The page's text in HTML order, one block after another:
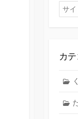
検
索
カ